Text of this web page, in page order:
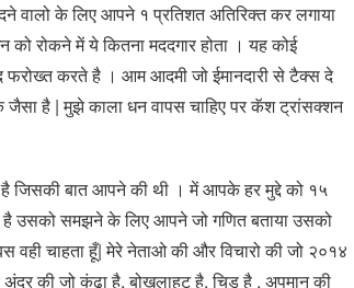
वालो के लिए आपने १ प्रतिशत अतिरिक्त कर लगाया
रोकने में ये कितना मददगार होता । यह कोई
फरोख्त करते है । आम आदमी जो ईमानदारी से टैक्स दे
है | मुझे काला धन वापस चाहिए पर कॅश ट्रांसक्शन
जिसकी बात आपने की थी । में आपके हर मुद्दे को १५
उसको समझने के लिए आपने जो गणित बताया उसको
चाहता हूँ| मेरे नेताओ की और विचारो की जो २०१४
की जो कुंढा है, बोखलाहट है, चिड़ है , अपमान की